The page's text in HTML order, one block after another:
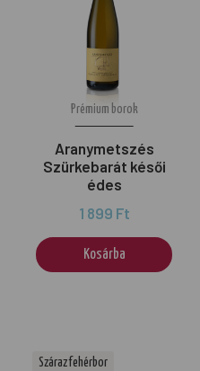
Prémium borok
Aranymetszés
Szürkebarát késői
édes
1 899 Ft
Kosárba
Száraz fehérbor